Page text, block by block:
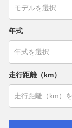
年式
走行距離（km）